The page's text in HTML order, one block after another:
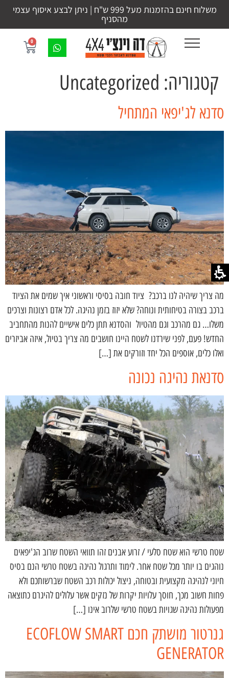
משלוח חינם בהזמנות מעל 999 ש"ח | ניתן לבצע איסוף עצמי
מהסניף
0
קטגוריה: Uncategorized
סדנא לג'יפאי המתחיל
מה צריך שיהיה לנו ברכב? ציוד חובה בסיסי וראשוני איך שמים את הציוד
ברכב בצורה בטיחותית ונוחה? שלא יזוז בזמן נהיגה. לכל אדם רצונות וצרכים
משלו… גם מהרכב וגם מהטיול והסדנא תתן כלים אישיים להנות מהתחביב
החדש! פעם, לפני שירדנו לשטח היינו חושבים מה צריך בטיול, איזה אביזרים
ואלו כלים, אוספים הכל יחד וזורקים את […]
סדנאת נהיגה נכונה
שטח טרשי הוא שטח סלעי / זרוע אבנים זהו תוואי השטח שרוב הג'יפאים
נוהגים בו יותר מכל שטח אחר. לימוד ותרגול נהיגה בשטח טרשי הנם בסיס
חיוני לנהיגה מקצועית ובטוחה, ניצול יכולות רכב השטח שברשותכם ולא
פחות חשוב מכך, חוסך עלויות יקרות של נזקים אשר עלולים להיגרם כתוצאה
מפעולות נהיגה שגויות בשטח טרשי שלרוב אינו […]
גנרטור מושתק חכם ECOFLOW SMART
GENERATOR